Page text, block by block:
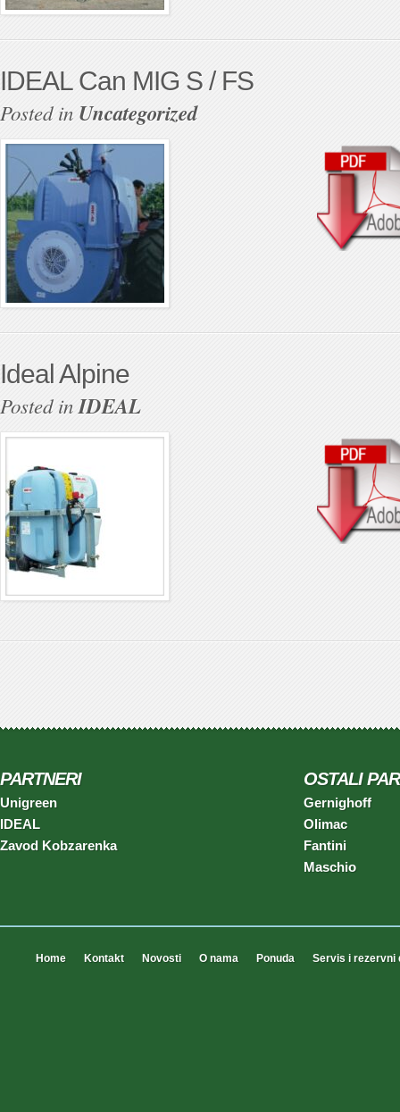
IDEAL Can MIG S / FS
Posted in Uncategorized
Ideal Alpine
Posted inIDEAL
PARTNERI
Unigreen
IDEAL
Zavod Kobzarenka
OSTALI
Gernighoff
Olimac
Fantini
Maschio
Home Kontakt Novosti O nama Ponuda Servis i rezervni